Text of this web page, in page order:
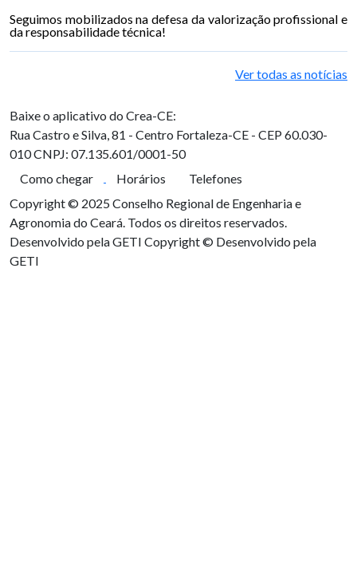
Seguimos mobilizados na defesa da valorização profissional e
da responsabilidade técnica!
Ver todas as notícias
Baixe o aplicativo do Crea-CE:
Rua Castro e Silva, 81 - Centro Fortaleza-CE - CEP 60.030-
010CNPJ: 07.135.601/0001-50
Como chegar
Horários
Telefones
Copyright © 2025 Conselho Regional de Engenharia e
Agronomia do Ceará. Todos os direitos reservados.
Desenvolvido pela GETI Copyright © Desenvolvido pela
GETI